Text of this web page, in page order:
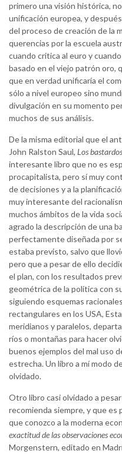
primero una visión histórica,
unificación europea, y
del proceso de creación de la
querencias por la escuela
cuando critica al euro y
basado en el viejo patrón oro,
que en verdad unificaría el
sólo a nivel europeo sino
divulgación en su momento
muchos de sus análisis.
De la misma editorial que el
John Ralston Saul, Los
interesante libro que no es
procapitalista, pero sí muy
de decisiones y a la
muy interesante del
muchos ámbitos de la vida
agrado la descripción de una
perfectamente diseñada por
estaba previsto, salvo que
pero que a pesar de ello
el plan, con los resultados
geométrica de la política con
siguiendo esquemas
rectangulares en los USA,
meridianos y paralelos,
ríos o montañas para hacer
buenos ejemplos del mal uso
estrecha. Un libro a mí modo
olvidado.
Otro libro casi olvidado a
recomienda siempre, y que es
que conozco a la moderna
exactitud de las observaciones
Morgenstern, editado en